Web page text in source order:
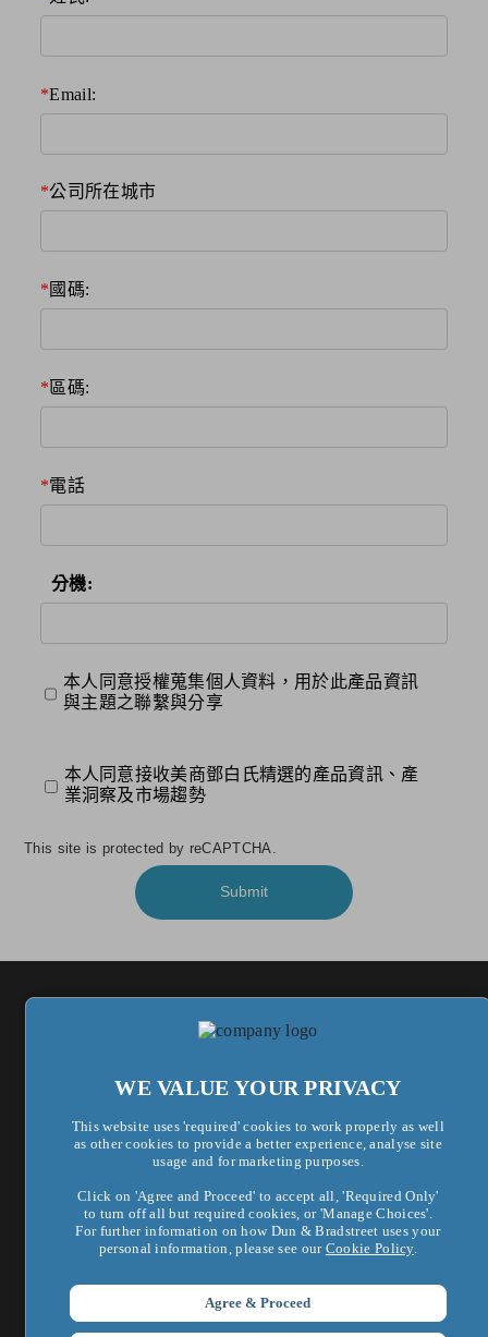
Email:
公司所在城市
國碼:
區碼:
電話
分機:
本人同意授權蒐集個人資料，用於此產品資訊
與主題之聯繫與分享
本人同意接收美商鄧白氏精選的產品資訊、產
業洞察及市場趨勢
This site is protected by reCAPTCHA.
Submit
AI 數據解決方案
市場及行銷拓展
WE VALUE YOUR PRIVACY
This website uses 'required' cookies to work properly as well
as other cookies to provide a better experience, analyse site
usage and for marketing purposes.
Click on 'Agree and Proceed' to accept all, 'Required Only'
to turn off all but required cookies, or 'Manage Choices'.
For further information on how Dun & Bradstreet uses your
personal information, please see our Cookie Policy.
Agree & Proceed